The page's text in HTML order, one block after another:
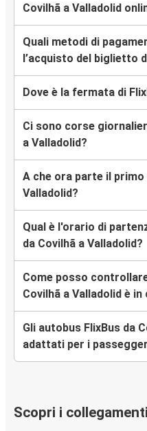
Covilhã a Valladolid
Quali metodi di
l’acquisto del biglietto
Dove è la fermata di
Ci sono corse
a Valladolid?
A che ora parte il primo
Valladolid?
Qual è l'orario di
da Covilhã a Valladolid?
Come posso
Covilhã a Valladolid è
Gli autobus FlixBus da
adattati per i
Scopri i